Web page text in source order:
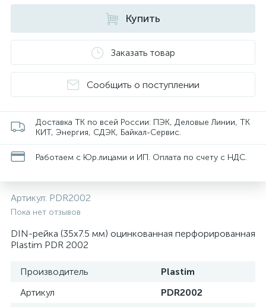
Купить
Заказать товар
Сообщить о поступлении
Доставка ТК по всей России: ПЭК, Деловые Линии, ТК
КИТ, Энергия, СДЭК, Байкал-Сервис.
Работаем с Юр.лицами и ИП. Оплата по счету с НДС.
Артикул: PDR2002
Пока нет отзывов
DIN-рейка (35х7.5 мм) оцинкованная перфорированная
Plastim PDR 2002
Производитель
Plastim
Артикул
PDR2002